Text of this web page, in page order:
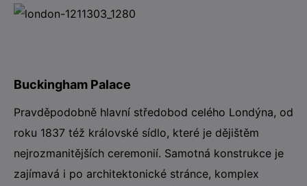
Buckingham Palace
Pravděpodobně hlavní středobod celého Londýna, od
roku 1837 též královské sídlo, které je dějištěm
nejrozmanitějších ceremonií. Samotná konstrukce je
zajímavá i po architektonické stránce, komplex